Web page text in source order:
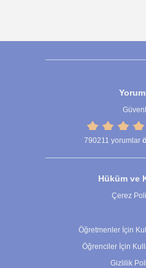
790211 yorumlar
Hüküm ve
Çerez
Öğretmenler İçin
Öğrenciler İçin
Gizlilik